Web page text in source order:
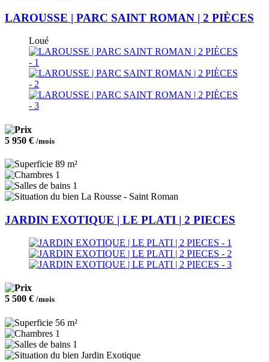
LAROUSSE | PARC SAINT ROMAN | 2 PIÈCES
Loué
5 950 € /mois
89 m²
1
1
La Rousse - Saint Roman
JARDIN EXOTIQUE | LE PLATI | 2 PIECES
5 500 € /mois
56 m²
1
1
Jardin Exotique